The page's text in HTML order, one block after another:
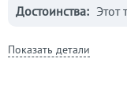
Достоинства: Этот
Показать детали